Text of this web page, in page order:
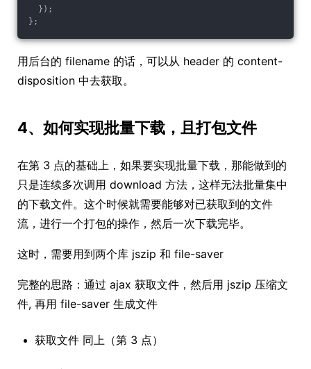
});
};
用后台的 filename 的话，可以从 header 的 content-
disposition 中去获取。
4、如何实现批量下载，且打包文件
在第 3 点的基础上，如果要实现批量下载，那能做到的
只是连续多次调用 download 方法，这样无法批量集中
的下载文件。这个时候就需要能够对已获取到的文件
流，进行一个打包的操作，然后一次下载完毕。
这时，需要用到两个库 jszip 和 file-saver
完整的思路：通过 ajax 获取文件，然后用 jszip 压缩文
件, 再用 file-saver 生成文件
获取文件 同上（第 3 点）